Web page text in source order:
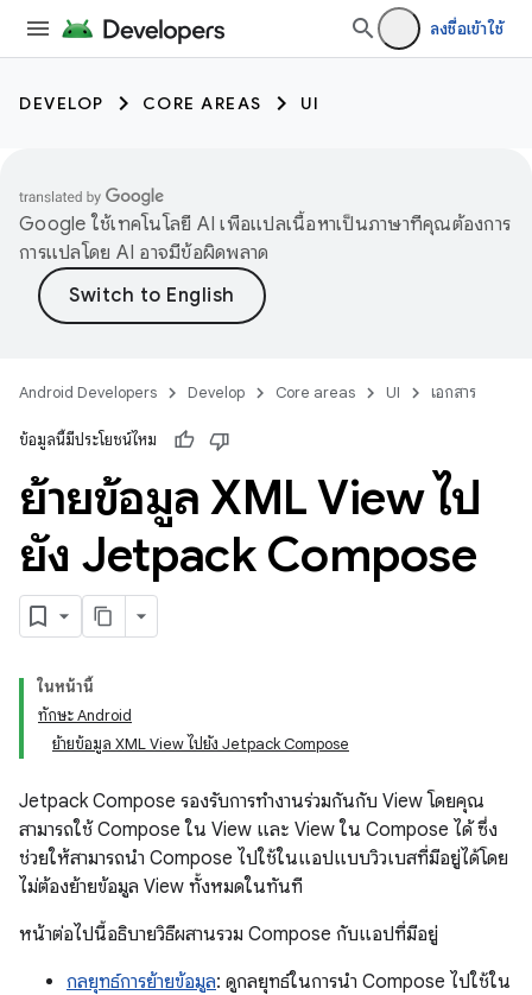
ลงชื่อเข้าใช้
DEVELOP CORE AREAS UI
Google ใช้เทคโนโลยี AI เพื่อแปลเนื้อหาเป็นภาษาที่คุณต้องการ
การแปลโดย AI อาจมีข้อผิดพลาด
Android Developers Develop Core areas UI เอกสาร
ข้อมูลนี้มีประโยชน์ไหม
ย้ายข้อมูล XML View ไป
ยัง Jetpack Compose
ในหน้านี้
ทักษะ Android
ย้ายข้อมูล XML View ไปยัง Jetpack Compose
Jetpack Compose รองรับการทำงานร่วมกันกับ View โดยคุณ
สามารถใช้ Compose ใน View และ View ใน Compose ได้ ซึ่ง
ช่วยให้สามารถนำ Compose ไปใช้ในแอปแบบวิวเบสที่มีอยู่ได้โดย
ไม่ต้องย้ายข้อมูล View ทั้งหมดในทันที
หน้าต่อไปนี้อธิบายวิธีผสานรวม Compose กับแอปที่มีอยู่
กลยุทธ์การย้ายข้อมูล: ดูกลยุทธ์ในการนำ Compose ไปใช้ใน